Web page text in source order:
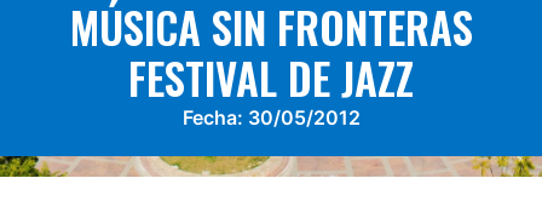
MÚSICA SIN FRONTERAS
FESTIVAL DE JAZZ
Fecha: 30/05/2012